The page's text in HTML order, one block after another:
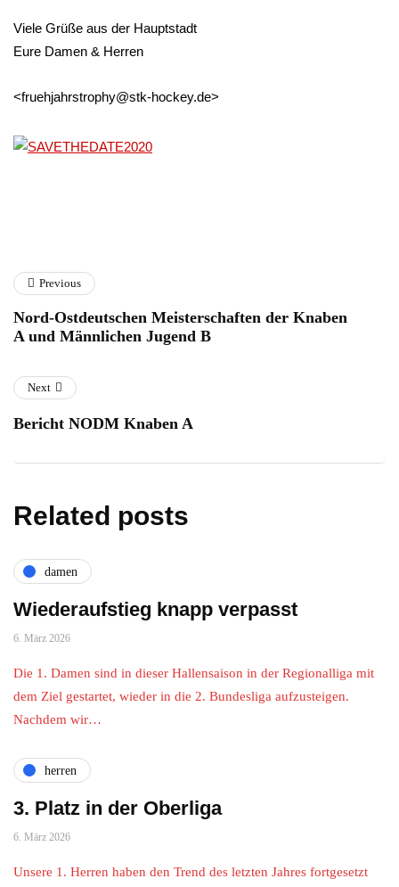
Viele Grüße aus der Hauptstadt
Eure Damen & Herren
<fruehjahrstrophy@stk-hockey.de>
Previous
Nord-Ostdeutschen Meisterschaften der Knaben
A und Männlichen Jugend B
Next
Bericht NODM Knaben A
Related posts
damen
Wiederaufstieg knapp verpasst
6. März 2026
Die 1. Damen sind in dieser Hallensaison in der Regionalliga mit
dem Ziel gestartet, wieder in die 2. Bundesliga aufzusteigen.
Nachdem wir…
herren
3. Platz in der Oberliga
6. März 2026
Unsere 1. Herren haben den Trend des letzten Jahres fortgesetzt